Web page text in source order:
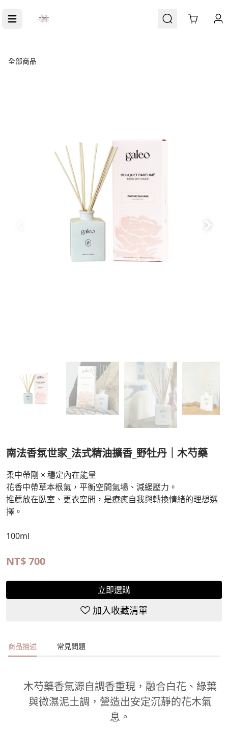
Cart
全部商品
南法香氛世家_法式精油擴香_野牡丹｜木芍藥
柔中帶剛 × 穩定內在能量
花香中帶草本根氣，平衡空間氣場、減緩壓力。
推薦放在臥室、更衣空間，是療癒自我與轉換情緒的理想選
擇。
100ml
NT$700
立即選購
加入收藏清單
商品描述 常見問題
木芍藥香氣源自調香重現，融合白花、綠葉
與微濕泥土調，營造出安定沉靜的花木氣
息。